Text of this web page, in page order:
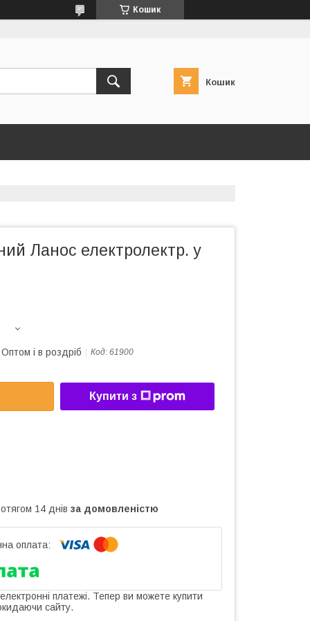
Кошик
Кошик
Ланос електролектр. у
Оптом і в роздріб Код: 61900
Купити з
14 днів за домовленістю
платежі. Тепер ви можете купити
сайту.